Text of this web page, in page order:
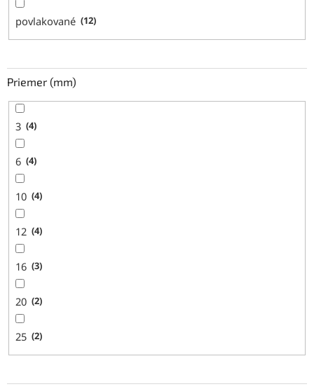
povlakované 12
Priemer (mm)
3 4
6 4
10 4
12 4
16 3
20 2
25 2